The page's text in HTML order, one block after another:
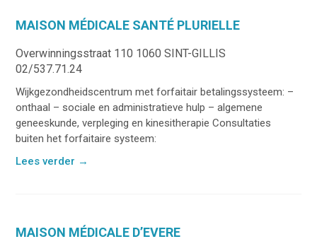
MAISON MÉDICALE SANTÉ PLURIELLE
Overwinningsstraat 110 1060 SINT-GILLIS
02/537.71.24
Wijkgezondheidscentrum met forfaitair betalingssysteem: –
onthaal – sociale en administratieve hulp – algemene
geneeskunde, verpleging en kinesitherapie Consultaties
buiten het forfaitaire systeem:
Lees verder →
MAISON MÉDICALE D’EVERE